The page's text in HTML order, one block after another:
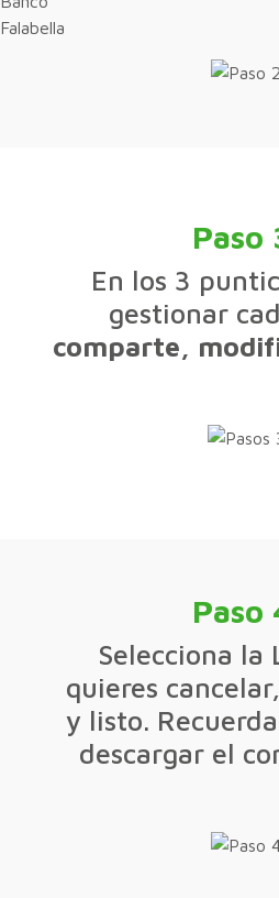
Paso
En los 3
gestionar
comparte,
Paso
Selecciona la
quieres
y listo.
descargar el